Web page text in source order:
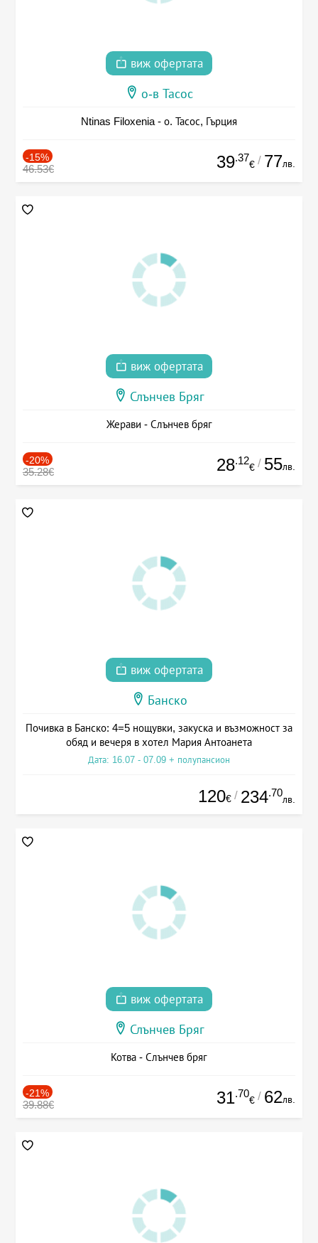
виж офертата
о-в Тасос
Ntinas Filoxenia - о. Тасос, Гърция
-15%
46.53€ 39.37
€ / 77лв.
виж офертата
Слънчев Бряг
Жерави - Слънчев бряг
-20%
35.28€ 28.12
€ / 55лв.
виж офертата
Банско
Почивка в Банско: 4=5 нощувки, закуска и възможност за
обяд и вечеря в хотел Мария Антоанета
Дата: 16.07 - 07.09 + полупансион
120€ / 234.70
лв.
виж офертата
Слънчев Бряг
Котва - Слънчев бряг
-21%
39.88€ 31.70
€ / 62лв.